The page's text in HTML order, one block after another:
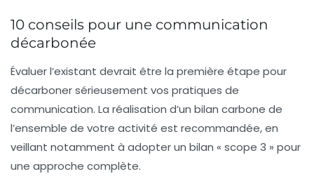
10 conseils pour une communication
décarbonée
Évaluer l’existant devrait être la première étape pour
décarbonersérieusement vos pratiques de
communication. La réalisation d’un bilan carbone de
l’ensemble de votre activité est recommandée, en
veillant notamment à adopter un bilan « scope 3 » pour
une approche complète.